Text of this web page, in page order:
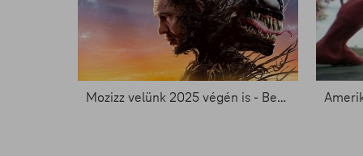
Mozizz velünk 2025 végén is - Best of 2025 a FilmPremieren